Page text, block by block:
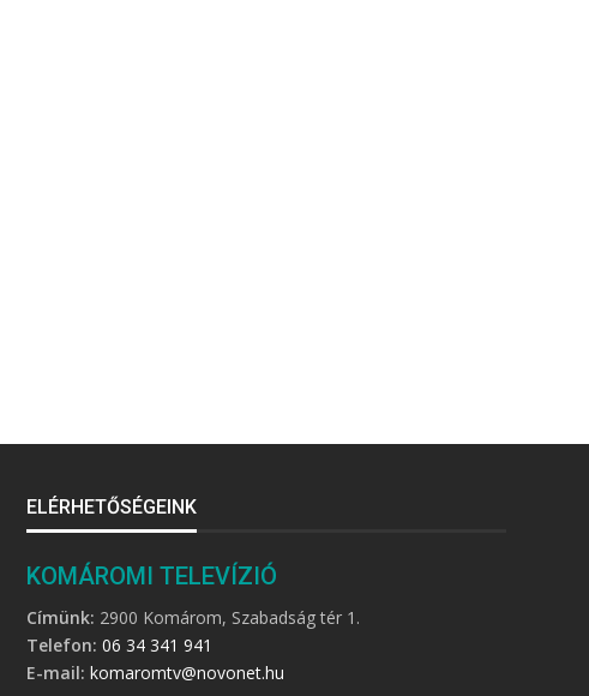
ELÉRHETŐSÉGEINK
KOMÁROMI TELEVÍZIÓ
Címünk: 2900 Komárom, Szabadság tér 1.
Telefon: 06 34 341 941
E-mail: komaromtv@novonet.hu